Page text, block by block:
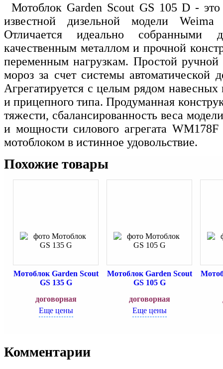
Мотоблок Garden Scout GS 105 D -
известной дизельной модели
Отличается идеально
качественным металлом и прочной
переменным нагрузкам. Простой
мороз за счет системы автоматической
Агрегатируется с целым рядом навесных
и прицепного типа. Продуманная
тяжести, сбалансированность веса
и мощности силового агрегата
мотоблоком в истинное удовольствие.
Похожие товары
Мотоблок Garden Scout
GS 135 G
договорная
Еще цены
Мотоблок Garden Scout
GS 105 G
договорная
Еще цены
Комментарии